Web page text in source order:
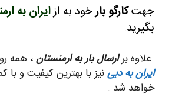
جهتکارگو بارخود به ازایران به
بگیرید.
علاوه برارسال بار به ارمنستان، همه
ایران به دبینیز با بهترین کیفیت و با
خواهد شد .